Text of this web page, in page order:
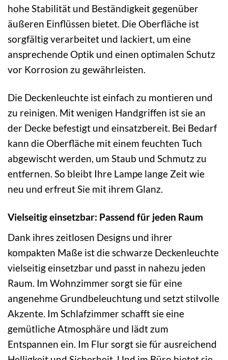
hohe Stabilität und Beständigkeit gegenüber
äußeren Einflüssen bietet. Die Oberfläche ist
sorgfältig verarbeitet und lackiert, um eine
ansprechende Optik und einen optimalen Schutz
vor Korrosion zu gewährleisten.
Die Deckenleuchte ist einfach zu montieren und
zu reinigen. Mit wenigen Handgriffen ist sie an
der Decke befestigt und einsatzbereit. Bei Bedarf
kann die Oberfläche mit einem feuchten Tuch
abgewischt werden, um Staub und Schmutz zu
entfernen. So bleibt Ihre Lampe lange Zeit wie
neu und erfreut Sie mit ihrem Glanz.
Vielseitig einsetzbar: Passend für jeden Raum
Dank ihres zeitlosen Designs und ihrer
kompakten Maße ist die schwarze Deckenleuchte
vielseitig einsetzbar und passt in nahezu jeden
Raum. Im Wohnzimmer sorgt sie für eine
angenehme Grundbeleuchtung und setzt stilvolle
Akzente. Im Schlafzimmer schafft sie eine
gemütliche Atmosphäre und lädt zum
Entspannen ein. Im Flur sorgt sie für ausreichend